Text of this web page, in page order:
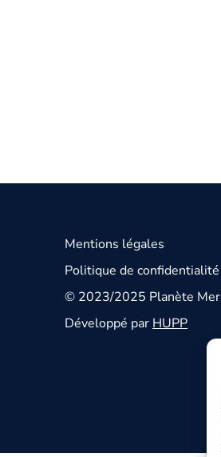
Mentions légales
Politique de confidentialité
© 2023/2025 Planète Mer
Développé par HUPP